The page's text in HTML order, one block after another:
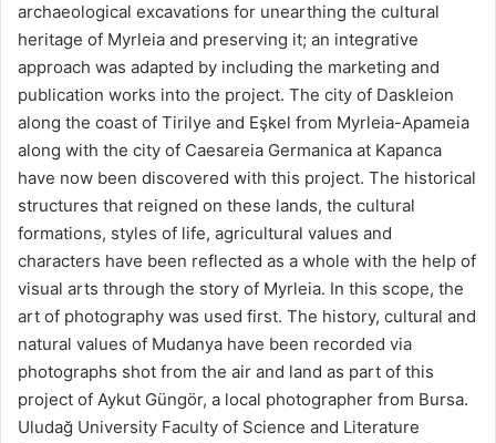
archaeological excavations for unearthing the cultural
heritage of Myrleia and preserving it; an integrative
approach was adapted by including the marketing and
publication works into the project. The city of Daskleion
along the coast of Tirilye and Eşkel from Myrleia-Apameia
along with the city of Caesareia Germanica at Kapanca
have now been discovered with this project. The historical
structures that reigned on these lands, the cultural
formations, styles of life, agricultural values and
characters have been reflected as a whole with the help of
visual arts through the story of Myrleia. In this scope, the
art of photography was used first. The history, cultural and
natural values of Mudanya have been recorded via
photographs shot from the air and land as part of this
project of Aykut Güngör, a local photographer from Bursa.
Uludağ University Faculty of Science and Literature